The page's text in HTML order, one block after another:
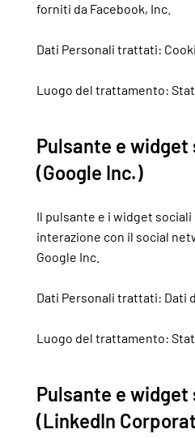
forniti da Facebook, Inc.
Dati Personali trattati:
Luogo del trattamento:
Pulsante e widget
(Google Inc.)
Il pulsante e i widget sociali
interazione con il social
Google Inc.
Dati Personali trattati: Dati
Luogo del trattamento:
Pulsante e
(LinkedIn